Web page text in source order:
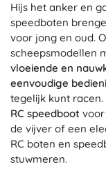
Hijs het anker en
speedboten
voor jong en oud.
scheepsmodellen
vloeiende en
eenvoudige
tegelijk kunt
RC speedboot
de vijver of een
RC boten en
stuwmeren.